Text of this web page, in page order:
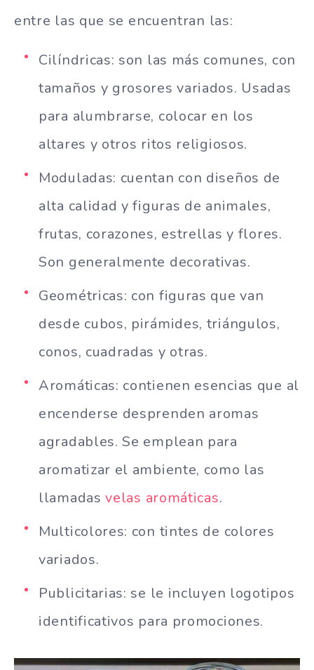
entre las que se encuentran las:
Cilíndricas: son las más comunes, con
tamaños y grosores variados. Usadas
para alumbrarse, colocar en los
altares y otros ritos religiosos.
Moduladas: cuentan con diseños de
alta calidad y figuras de animales,
frutas, corazones, estrellas y flores.
Son generalmente decorativas.
Geométricas: con figuras que van
desde cubos, pirámides, triángulos,
conos, cuadradas y otras.
Aromáticas: contienen esencias que al
encenderse desprenden aromas
agradables. Se emplean para
aromatizar el ambiente, como las
llamadasvelas aromáticas.
Multicolores: con tintes de colores
variados.
Publicitarias: se le incluyen logotipos
identificativos para promociones.